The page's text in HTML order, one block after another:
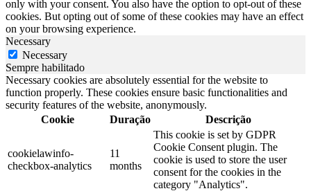
only with your consent. You also have the option to opt-out of these
cookies. But opting out of some of these cookies may have an effect
on your browsing experience.
Necessary
Necessary
Sempre habilitado
Necessary cookies are absolutely essential for the website to
function properly. These cookies ensure basic functionalities and
security features of the website, anonymously.
Cookie
Duração Descrição
cookielawinfo-
checkbox-analytics
11
months
This cookie is set by GDPR
Cookie Consent plugin. The
cookie is used to store the user
consent for the cookies in the
category "Analytics".